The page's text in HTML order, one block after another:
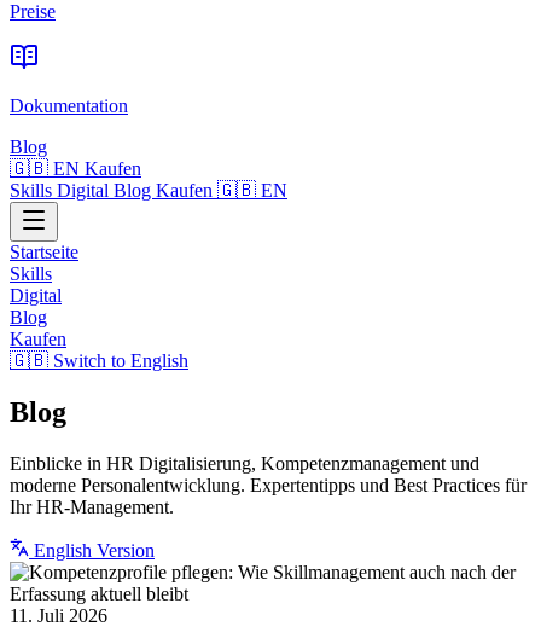
Preise
Dokumentation
Blog
🇬🇧 EN Kaufen
Skills Digital Blog Kaufen 🇬🇧 EN
Startseite
Skills
Digital
Blog
Kaufen
🇬🇧 Switch to English
Blog
Einblicke in HR Digitalisierung, Kompetenzmanagement und
moderne Personalentwicklung. Expertentipps und Best Practices für
Ihr HR-Management.
English Version
11. Juli 2026